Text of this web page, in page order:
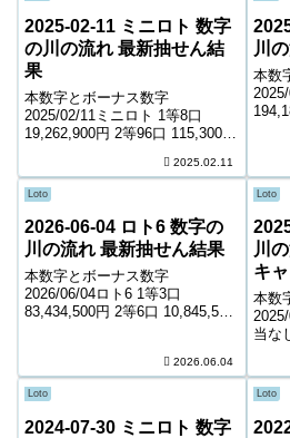
2025-02-11 ミニロト 数字
の川の流れ 最新抽せん結
果
本数字とボーナス数字
2025/02/11ミニロト 1等8口
19,262,900円 2等96口 115,300円
口 1,000円 ＊抽せんの結果は最
終的に発売元の発表のものと照
合して下さ...
2025.02.11
川
本数
バー
Loto
2026-06-04 ロト6 数字の
川の流れ 最新抽せん結果
本数字とボーナス数字
2026/06/04ロト6 1等3口
83,434,500円 2等6口 10,845,500
1,000円 キャリーオーバー 0...
2026.06.04
Loto
川
キ
本数
当な
等
Loto
2024-07-30 ミニロト 数字
Loto